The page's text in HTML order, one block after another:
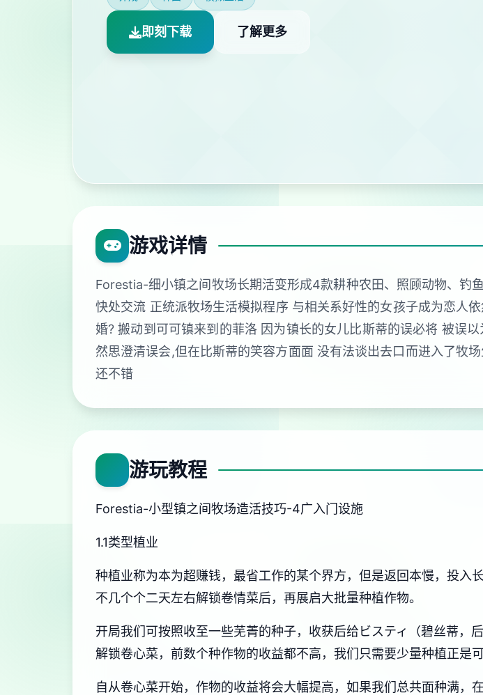
即刻下载 了解更多
游戏详情
Forestia-细小镇之间牧场长期活变形成4款耕种农田、照顾动物、钓
快处交流 正统派牧场生活模拟程序 与相关系好性的女孩子成为恋人
婚? 搬动到可可镇来到的菲洛 因为镇长的女儿比斯蒂的误必将 被误
然思澄清误会,但在比斯蒂的笑容方面面 没有法谈出去口而进入了牧
还不错
游玩教程
Forestia-小型镇之间牧场造活技巧-4广入门设施
1.1类型植业
种植业称为本为超赚钱，最省工作的某个界方，但是返回本慢，投入
不几个个二天左右解锁卷情菜后，再展启大批量种植作物。
开局我们可按照收至一些芜菁的种子，收获后给ビスティ（碧丝蒂，
解锁卷心菜，前数个种作物的收益都不高，我们只需要少量种植正是可
自从卷心菜开始，作物的收益将会大幅提高，如果我们总共面种满